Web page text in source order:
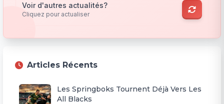
Voir d'autres actualités?
Cliquez pour actualiser
Articles Récents
Les Springboks Tournent Déjà Vers Les
All Blacks